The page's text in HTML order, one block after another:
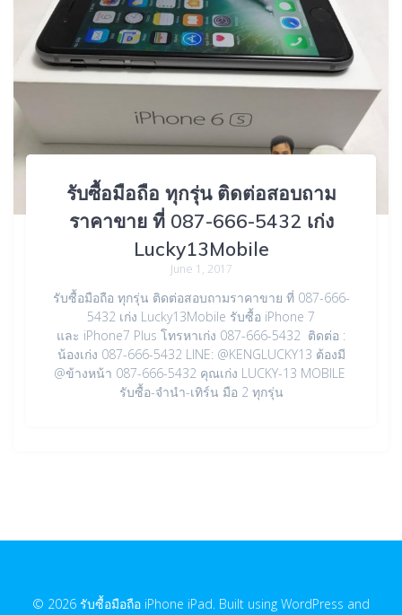
รับซื้อมือถือ ทุกรุ่น ติดต่อสอบถาม
ราคาขาย ที่ 087-666-5432 เก่ง
Lucky13Mobile
June 1, 2017
รับซื้อมือถือ ทุกรุ่น ติดต่อสอบถามราคาขาย ที่ 087-666-
5432 เก่ง Lucky13Mobile รับซื้อ iPhone 7
และ iPhone7 Plus โทรหาเก่ง 087-666-5432 ติดต่อ :
น้องเก่ง 087-666-5432 LINE: @KENGLUCKY13 ต้องมี
@ข้างหน้า 087-666-5432 คุณเก่ง LUCKY-13 MOBILE
รับซื้อ-จำนำ-เทิร์น มือ 2 ทุกรุ่น
© 2026 รับซื้อมือถือ iPhone iPad. Built using WordPress and